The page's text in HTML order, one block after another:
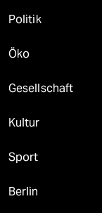
Politik
Öko
Gesellschaft
Kultur
Sport
Berlin